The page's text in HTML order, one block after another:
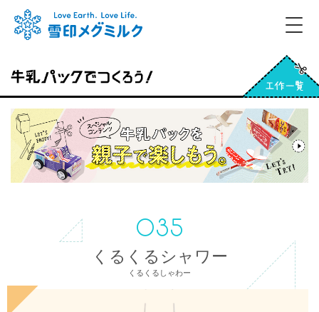
くるくるシャワー
くるくるしゃわー